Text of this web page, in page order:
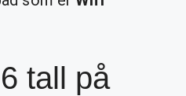
tall på